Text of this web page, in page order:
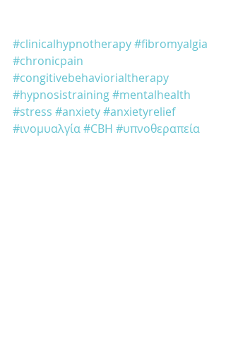
#clinicalhypnotherapy#fibromyalgia
#chronicpain
#congitivebehaviorialtherapy
#hypnosistraining#mentalhealth
#stress #anxiety#anxietyrelief
#ινομυαλγία#CBH #υπνοθεραπεία